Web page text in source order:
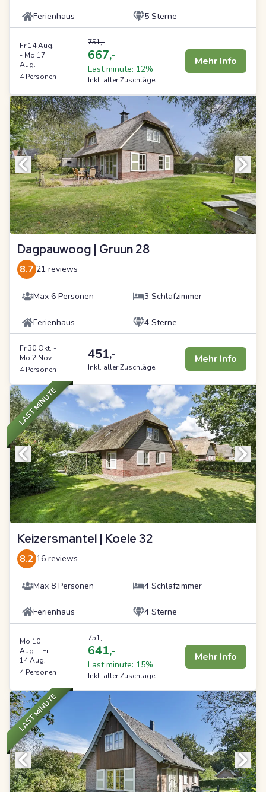
Ferienhaus 5 Sterne
751,-
667,-
Last minute: 12%
Inkl. aller Zuschläge
Fr 14 Aug.
- Mo 17
Aug.
4 Personen
Mehr Info
Dagpauwoog | Gruun 28
8.7 21 reviews
Max 6 Personen 3 Schlafzimmer
Ferienhaus 4 Sterne
451,-
Inkl. aller Zuschläge
Fr 30 Okt. -
Mo 2 Nov.
4 Personen
Mehr Info
LAST MINUTE
Keizersmantel | Koele 32
8.2 16 reviews
Max 8 Personen 4 Schlafzimmer
Ferienhaus 4 Sterne
751,-
641,-
Last minute: 15%
Inkl. aller Zuschläge
Mo 10
Aug. - Fr
14 Aug.
4 Personen
Mehr Info
LAST MINUTE